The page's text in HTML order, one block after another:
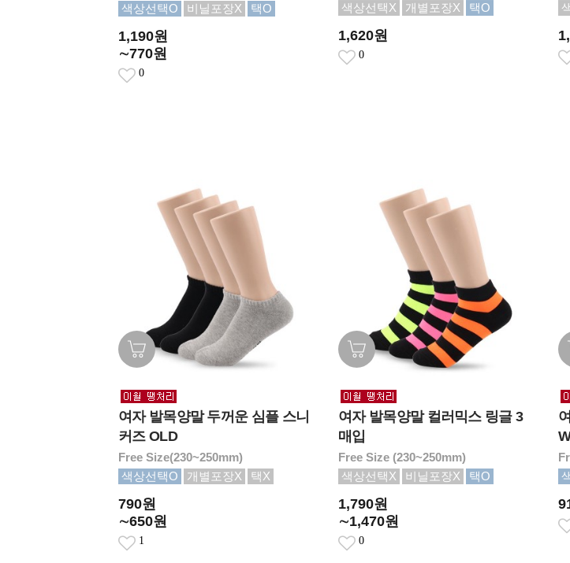
색상선택O
비닐포장X 택O
1,190원
∼770원
0
색상선택X
개별포장X 택O
1,620원
0
여자 발목양말 두꺼운 심플 스니
커즈 OLD
Free Size(230~250mm)
색상선택O
개별포장X 택X
790원
∼650원
1
여자 발목양말 컬러믹스 링글 3
매입
Free Size (230~250mm)
색상선택X
비닐포장X 택O
1,790원
∼1,470원
0